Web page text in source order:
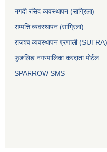
नगदी रसिद व्यवस्थापन (साग्रिला)
सम्पत्ति व्यवस्थापन (सांग्रिला)
राजश्व व्यवस्थापन प्रणाली (SUTRA)
फुङलिङ नगरपालिका करदाता पोर्टल
SPARROW SMS